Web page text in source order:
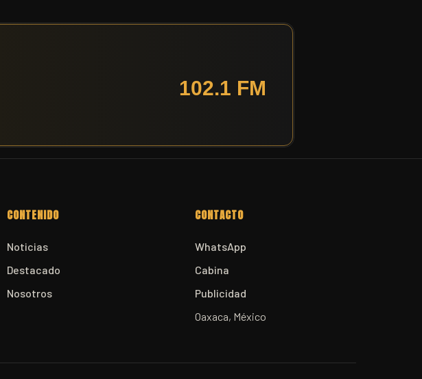
CONTENIDO
Noticias
Destacado
Nosotros
CONTACTO
WhatsApp
Cabina
Publicidad
Oaxaca, México